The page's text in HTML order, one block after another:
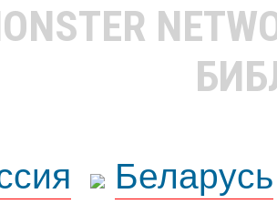
Беларусь